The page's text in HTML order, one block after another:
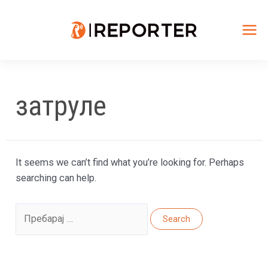
затруле
It seems we can’t find what you’re looking for. Perhaps
searching can help.